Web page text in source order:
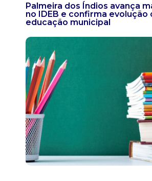
Palmeira dos Índios avança
no IDEB e confirma evolução
educação municipal